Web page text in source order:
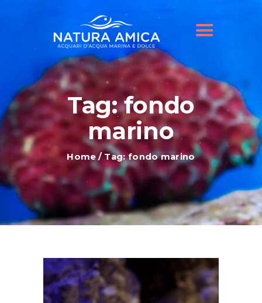
Tag: fondo
marino
Home Tag: fondo marino
IL NOSTRO NEGOZIO
OFFERTE ACQUARI
SHOP ONLINE
BLOG